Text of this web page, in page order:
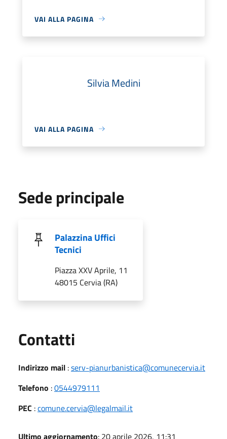
VAI ALLA PAGINA
Silvia Medini
VAI ALLA PAGINA
Sede principale
Palazzina Uffici
Tecnici
Piazza XXV Aprile, 11
48015 Cervia (RA)
Contatti
Indirizzo mail :serv-pianurbanistica@comunecervia.it
Telefono :0544979111
PEC :comune.cervia@legalmail.it
Ultimo aggiornamento: 20 aprile 2026, 11:31